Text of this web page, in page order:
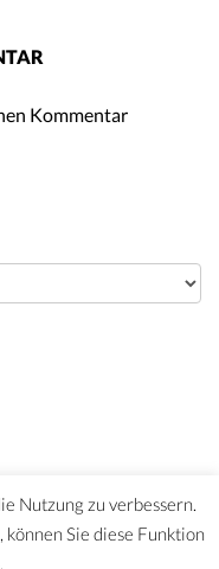
Kommentar
Nutzung zu verbessern.
Sie diese Funktion